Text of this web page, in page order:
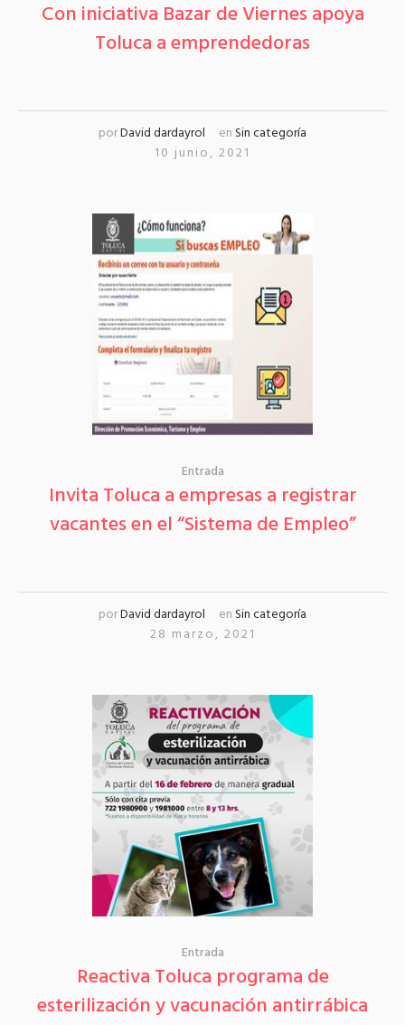
Con iniciativa Bazar de Viernes apoya
Toluca a emprendedoras
porDavid dardayrol en Sin categoría
10 junio, 2021
Entrada
Invita Toluca a empresas a registrar
vacantes en el “Sistema de Empleo”
porDavid dardayrol en Sin categoría
28 marzo, 2021
Entrada
Reactiva Toluca programa de
esterilización y vacunación antirrábica